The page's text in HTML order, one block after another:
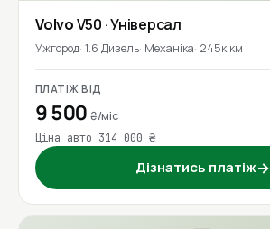
VolvoV50 · Універсал
Ужгород 1.6 Дизель Механіка 245к км
ПЛАТІЖ ВІД
9 500₴/міс
Ціна авто 314 000 ₴
Дізнатись платіж→